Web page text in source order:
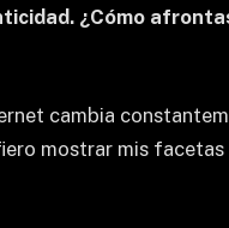
¿Cómo
cambia
mostrar mis